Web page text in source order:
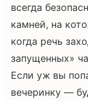
всегда
камней, на
когда речь
запущенных»
Если уж вы
вечеринку —